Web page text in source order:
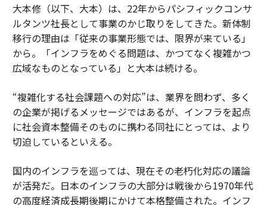
大本修（以下、大本）は、22年からパシフィックコンサ
ルタンツ社長として事業のかじ取りをしてきた。新体制
移行の理由は「従来の事業形態では、限界が来ている」
から。「インフラをめぐる問題は、かつてなく複雑かつ
広域なものとなっている」と大本は続ける。
“複雑化する社会課題への対応”は、業界を問わず、多く
の企業が掲げるメッセージではあるが、インフラを起点
に社会資本整備そのものに携わる同社にとっては、より
切迫しているといえる。
国内のインフラを巡っては、現在その老朽化対応の議論
が活発だ。日本のインフラの大部分は戦後から1970年代
の高度経済成長期後期にかけて本格整備された。インフ